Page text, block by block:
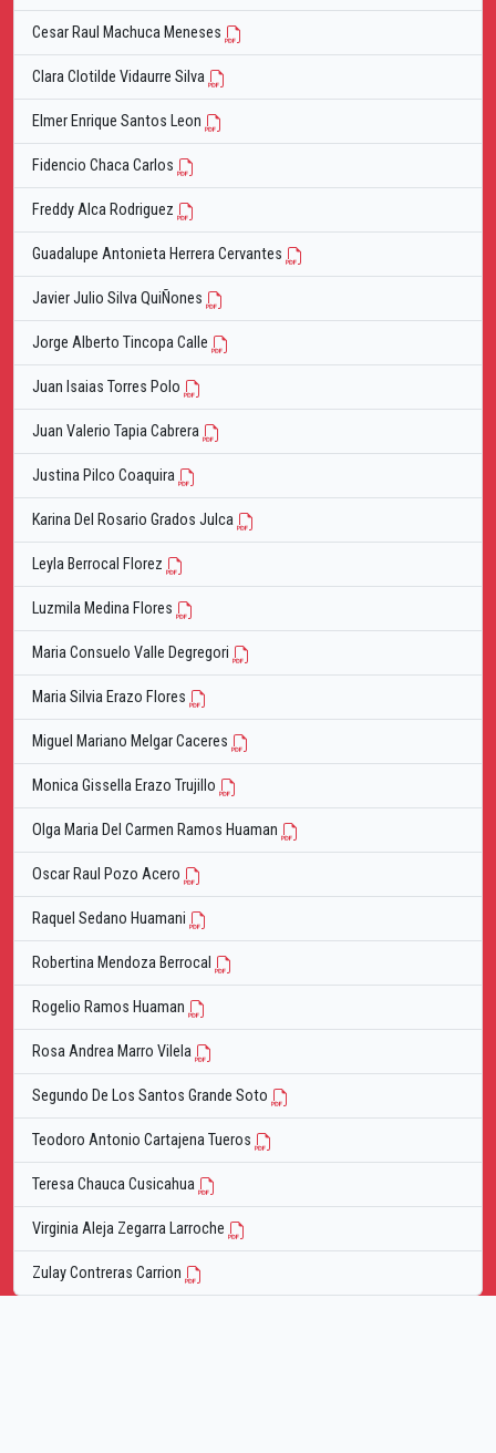
Cesar Raul Machuca Meneses
Clara Clotilde Vidaurre Silva
Elmer Enrique Santos Leon
Fidencio Chaca Carlos
Freddy Alca Rodriguez
Guadalupe Antonieta Herrera Cervantes
Javier Julio Silva QuiÑones
Jorge Alberto Tincopa Calle
Juan Isaias Torres Polo
Juan Valerio Tapia Cabrera
Justina Pilco Coaquira
Karina Del Rosario Grados Julca
Leyla Berrocal Florez
Luzmila Medina Flores
Maria Consuelo Valle Degregori
Maria Silvia Erazo Flores
Miguel Mariano Melgar Caceres
Monica Gissella Erazo Trujillo
Olga Maria Del Carmen Ramos Huaman
Oscar Raul Pozo Acero
Raquel Sedano Huamani
Robertina Mendoza Berrocal
Rogelio Ramos Huaman
Rosa Andrea Marro Vilela
Segundo De Los Santos Grande Soto
Teodoro Antonio Cartajena Tueros
Teresa Chauca Cusicahua
Virginia Aleja Zegarra Larroche
Zulay Contreras Carrion